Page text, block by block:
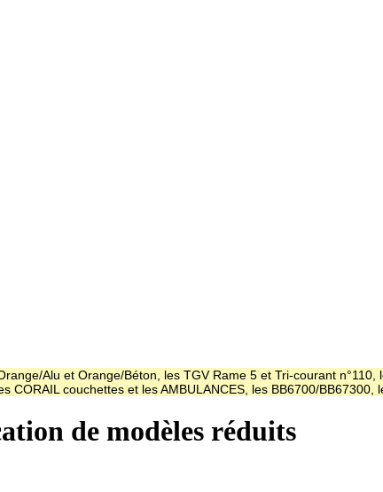
Alu et Orange/Béton, les TGV Rame 5 et Tri-courant
CORAIL couchettes et les AMBULANCES, les BB6700/BB67300,
de modèles réduits